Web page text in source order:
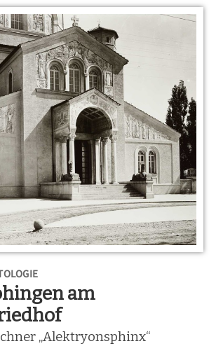
unter
am
„Alektryonsphinx“